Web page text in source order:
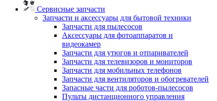
Сервисные запчасти
Запчасти и аксессуары для бытовой техники
Запчасти для пылесосов
Аксессуары для фотоаппаратов и
видеокамер
Запчасти для утюгов и отпаривателей
Запчасти для телевизоров и мониторов
Запчасти для мобильных телефонов
Запчасти для вентиляторов и обогревателей
Запасные части для роботов-пылесосов
Пульты дистанционного управления